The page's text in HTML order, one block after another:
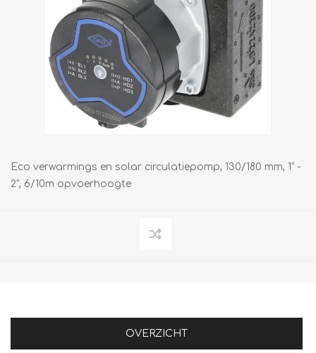
Eco verwarmings en solar circulatiepomp, 130/180 mm, 1" -
2", 6/10m opvoerhoogte
OVERZICHT